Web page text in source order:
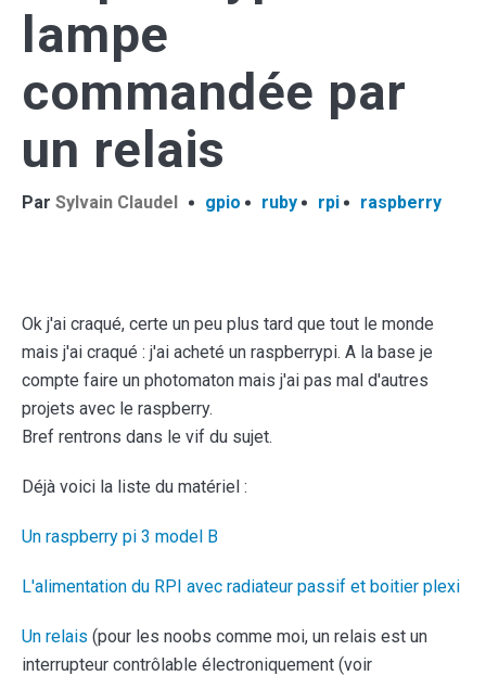
lampe
commandée par
un relais
Par Sylvain Claudel gpio ruby rpi raspberry
Ok j'ai craqué, certe un peu plus tard que tout le monde
mais j'ai craqué : j'ai acheté un raspberrypi. A la base je
compte faire un photomaton mais j'ai pas mal d'autres
projets avec le raspberry.
Bref rentrons dans le vif du sujet.
Déjà voici la liste du matériel :
Un raspberry pi 3 model B
L'alimentation du RPI avec radiateur passif et boitier plexi
Un relais (pour les noobs comme moi, un relais est un
interrupteur contrôlable électroniquement (voir